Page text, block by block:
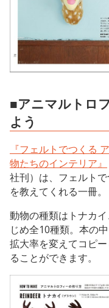
■アニマルトロ
よう
『フェルトでつくる
物たちのインテリア』
社刊）は、フェルト
を教えてくれる一冊。
動物の種類はトナカ
じめ全10種類。本の
拡大率を変えてコピ
ることができます。